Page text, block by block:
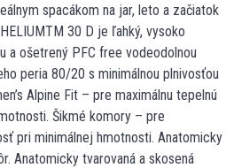
spacákom na jar, leto a začiatok
30 D je ľahký, vysoko
a ošetrený PFC free vodeodolnou
peria 80/20 s minimálnou plnivosťou
Alpine Fit – pre maximálnu tepelnú
Šikmé komory – pre
pri minimálnej hmotnosti. Anatomicky
Anatomicky tvarovaná a skosená